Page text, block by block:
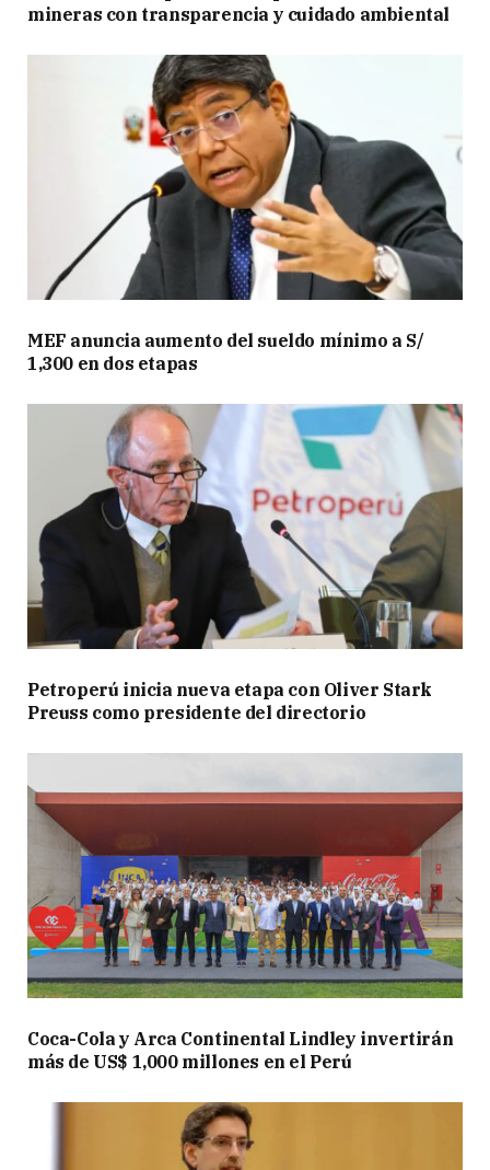
mineras con transparencia y cuidado ambiental
MEF anuncia aumento del sueldo mínimo a S/
1,300 en dos etapas
Petroperú inicia nueva etapa con Oliver Stark
Preuss como presidente del directorio
Coca-Cola y Arca Continental Lindley invertirán
más de US$ 1,000 millones en el Perú